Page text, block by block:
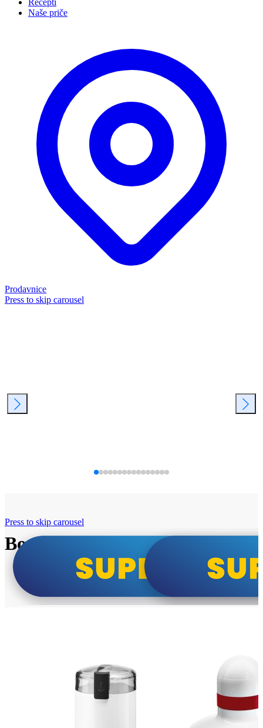
Recepti
Naše priče
Prodavnice
Press to skip carousel
Bosch super cene
Press to skip carousel